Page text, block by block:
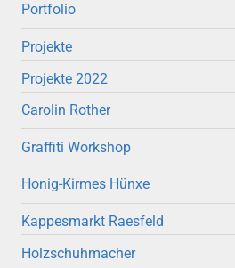
Portfolio
Projekte
Projekte 2022
Carolin Rother
Graffiti Workshop
Honig-Kirmes Hünxe
Kappesmarkt Raesfeld
Holzschuhmacher